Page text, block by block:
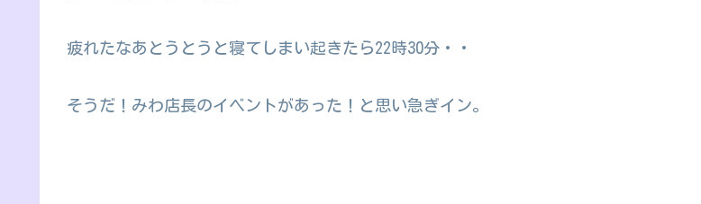
疲れたなあとうとうと寝てしまい起きたら22時30分・・
そうだ！みわ店長のイベントがあった！と思い急ぎイン。